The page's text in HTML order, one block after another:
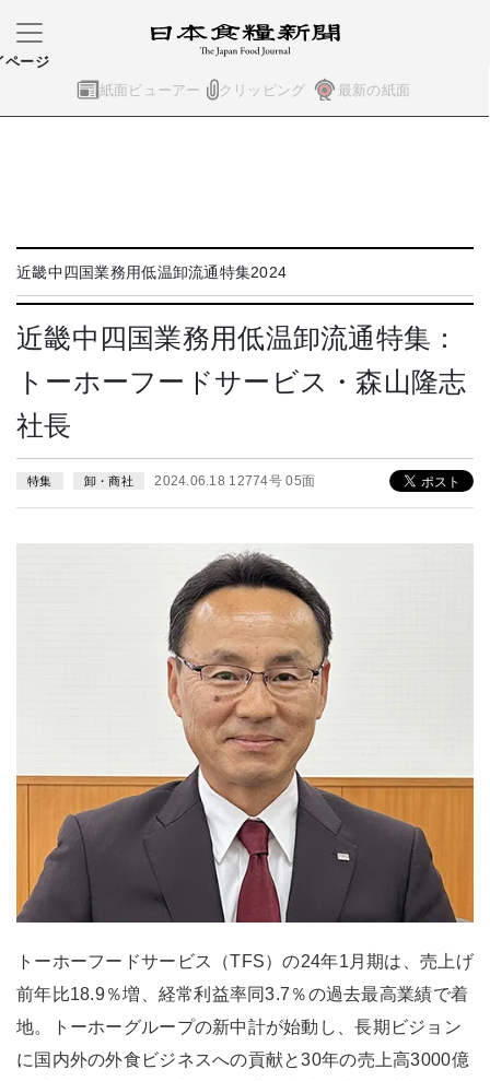
紙面ビューアー クリッピング 最新の紙面
ページ
近畿中四国業務用低温卸流通特集2024
近畿中四国業務用低温卸流通特集：
トーホーフードサービス・森山隆志
社長
特集 卸・商社 2024.06.18 12774号 05面
トーホーフードサービス（TFS）の24年1月期は、売上げ
前年比18.9％増、経常利益率同3.7％の過去最高業績で着
地。トーホーグループの新中計が始動し、長期ビジョン
に国内外の外食ビジネスへの貢献と30年の売上高3000億